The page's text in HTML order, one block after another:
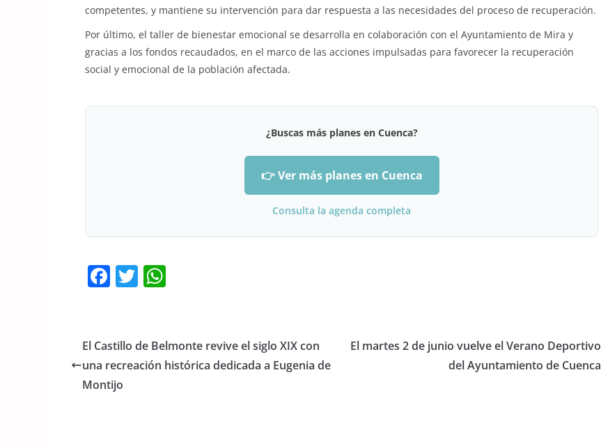
competentes, y mantiene su intervención para dar respuesta a las necesidades del proceso de recuperación.
Por último, el taller de bienestar emocional se desarrolla en colaboración con el Ayuntamiento de Mira y
gracias a los fondos recaudados, en el marco de las acciones impulsadas para favorecer la recuperación
social y emocional de la población afectada.
¿Buscas más planes en Cuenca?
👉 Ver más planes en Cuenca
Consulta la agenda completa
F
e
b
o
T
er s
A
El Castillo de Belmonte revive el siglo XIX con
una recreación histórica dedicada a Eugenia de
Montijo
El martes 2 de junio vuelve el Verano Deportivo
del Ayuntamiento de Cuenca